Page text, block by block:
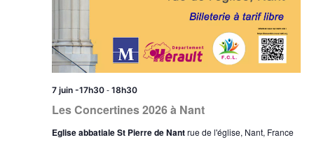
Les Concertines 2026 à Nant
7 juin -17h30- 18h30
Eglise abbatiale St Pierre de Nantrue de l'église, Nant, France